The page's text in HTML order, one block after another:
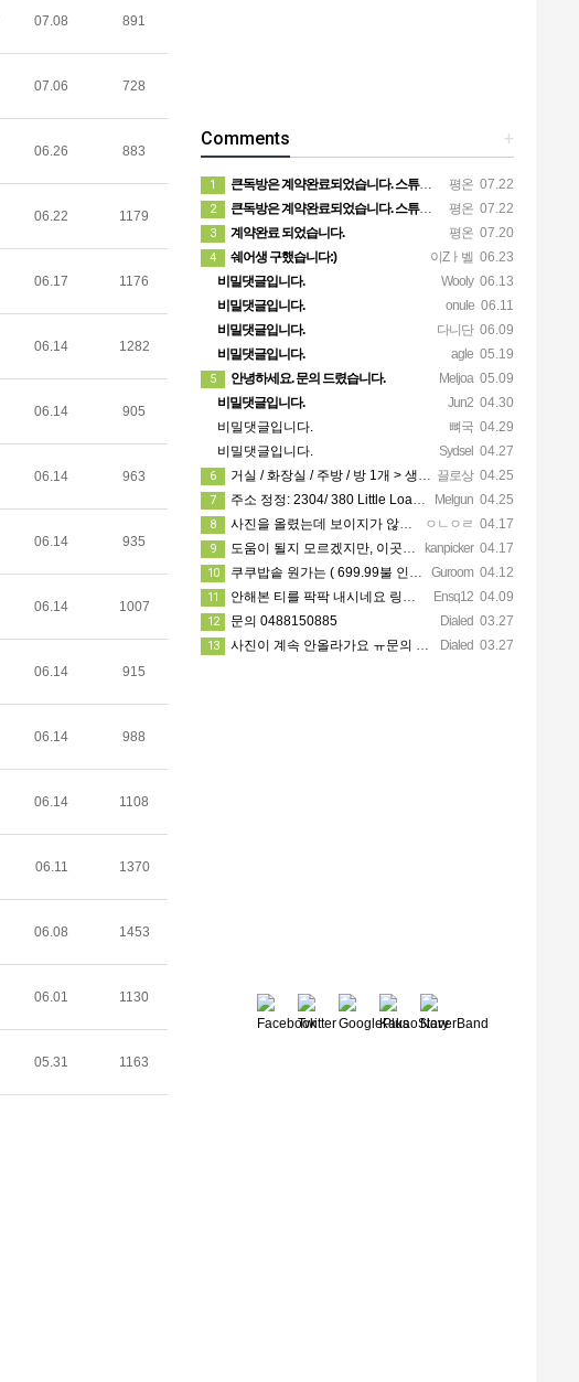
07.08 891
07.06 728
06.26 883
06.22 1179
06.17 1176
06.14 1282
06.14 905
06.14 963
06.14 935
06.14 1007
06.14 915
06.14 988
06.14 1108
06.11 1370
06.08 1453
06.01 1130
05.31 1163
+
Comments
평온 07.22
1
큰독방은 계약완료되었습니다. 스튜디오같은 가장큰방을 2인동시 또는 혼자서 큰독방으로도 즉시입주 가능합니다.
평온 07.22
2
큰독방은 계약완료되었습니다. 스튜디오같은 가장큰방을 2인동시 또는 혼자서 큰독방으로도 즉시입주 가능합니다.
평온 07.20
3
계약완료 되었습니다.
이Zㅏ벨 06.23
4
쉐어생 구했습니다:)
Wooly 06.13
비밀댓글입니다.
onule 06.11
비밀댓글입니다.
다니단 06.09
비밀댓글입니다.
agle 05.19
비밀댓글입니다.
Meljoa 05.09
5
안녕하세요. 문의 드렸습니다.
Jun2 04.30
비밀댓글입니다.
뼈국 04.29
비밀댓글입니다.
Sydsel 04.27
비밀댓글입니다.
끌로상 04.25
6
거실 / 화장실 / 주방 / 방 1개 > 생활용품 무료 사용 가능! 카팍은 없어요!
Melgun 04.25
7
주소 정정: 2304/ 380 Little Loansdale street, 3000
ㅇㄴㅇㄹ 04.17
8
사진을 올렸는데 보이지가 않네요 카톡으로 문의주시면 보내드리겠습니다
kanpicker 04.17
9
도움이 될지 모르겠지만, 이곳에 가셔서 가시고자 하는 지역 한인 업소들을 한 번 둘러보세요. https://…
Guroom 04.12
10
쿠쿠밥솥 원가는 ( 699.99불 인데 쿠폰이랑 세일 할때 사서 540에 산거에요!! )
Ensq12 04.09
11
안해본 티를 팍팍 내시네요 링크 5개 다 조립할려면 8시간이상걸릴겁니다ㅋㅋ 근데 툴은 셀프고 100불?? 어…
Dialed 03.27
12
문의 0488150885
Dialed 03.27
13 사진이 계속 안올라가요 ㅠ문의 주시면 사진 보내드릴께요